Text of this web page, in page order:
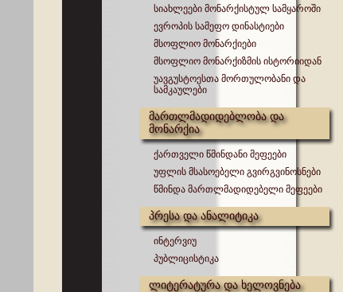
სიახლეები მონარქისტულ სამყაროში
ევროპის სამეფო დინასტიები
მსოფლიო მონარქიები
მსოფლიო მონარქიზმის ისტორიიდან
უავგუსტოესთა მორთულობანი და
სამკაულები
მართლმადიდებლობა და
მონარქია
ქართველი წმინდანი მეფეები
უფლის მსასოებელი გვირგვინოსნები
წმინდა მართლმადიდებელი მეფეები
პრესა და ანალიტიკა
ინტერვიუ
პუბლიცისტიკა
ლიტერატურა და ხელოვნება